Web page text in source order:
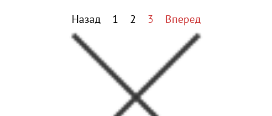
Назад 1 2 3 Вперед